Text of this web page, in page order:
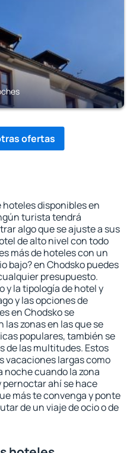
ofertas
hoteles disponibles en
turista tendrá
algo que se ajuste a sus
de alto nivel con todo
más de hoteles con un
bajo? en Chodsko puedes
presupuesto.
y la tipología de hotel y
y las opciones de
en Chodsko se
zonas en las que se
populares, también se
de las multitudes. Estos
vacaciones largas como
noche cuando la zona
ahí se hace
más te convenga y ponte
de un viaje de ocio o de